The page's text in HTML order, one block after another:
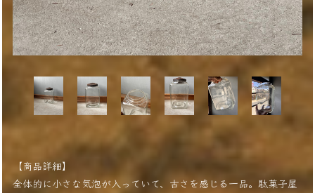
【商品詳細】
全体的に小さな気泡が入っていて、古さを感じる一品。駄菓子屋